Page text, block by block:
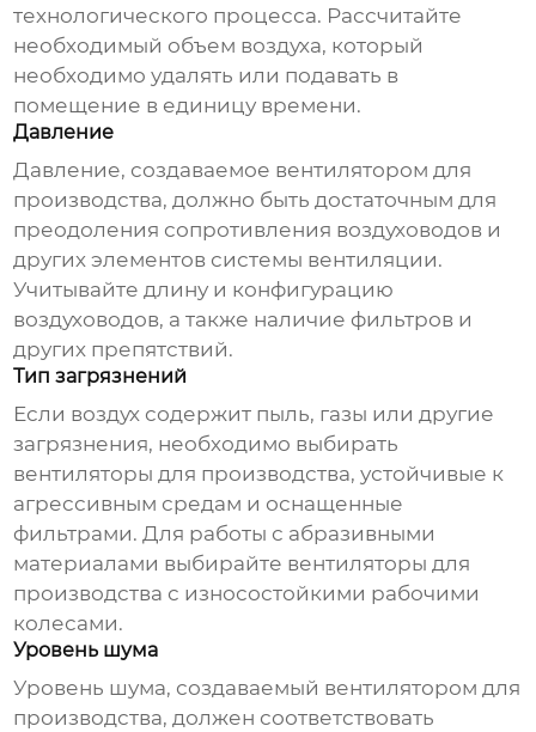
технологического процесса. Рассчитайте
необходимый объем воздуха, который
необходимо удалять или подавать в
помещение в единицу времени.
Давление
Давление, создаваемое вентилятором для
производства, должно быть достаточным для
преодоления сопротивления воздуховодов и
других элементов системы вентиляции.
Учитывайте длину и конфигурацию
воздуховодов, а также наличие фильтров и
других препятствий.
Тип загрязнений
Если воздух содержит пыль, газы или другие
загрязнения, необходимо выбирать
вентиляторы для производства, устойчивые к
агрессивным средам и оснащенные
фильтрами. Для работы с абразивными
материалами выбирайте вентиляторы для
производства с износостойкими рабочими
колесами.
Уровень шума
Уровень шума, создаваемый вентилятором для
производства, должен соответствовать